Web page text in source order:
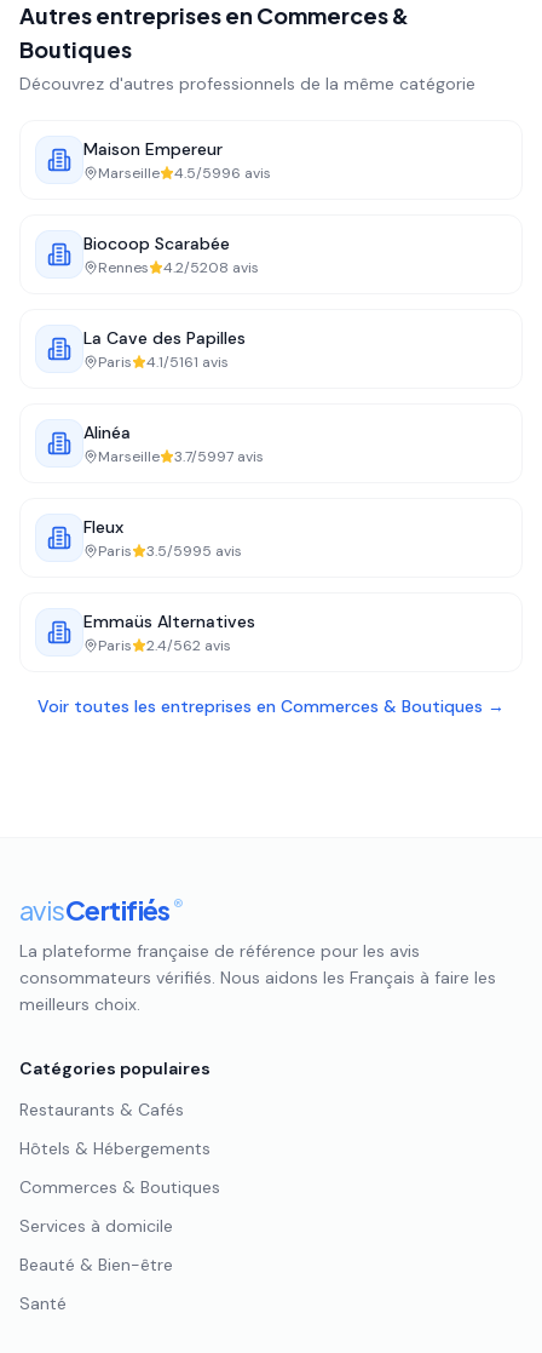
Autres entreprises en Commerces &
Boutiques
Découvrez d'autres professionnels de la même catégorie
Maison Empereur
Marseille 4.5/5996 avis
Biocoop Scarabée
Rennes 4.2/5208 avis
La Cave des Papilles
Paris 4.1/5161 avis
Alinéa
Marseille 3.7/5997 avis
Fleux
Paris 3.5/5995 avis
Emmaüs Alternatives
Paris 2.4/562 avis
Voir toutes les entreprises en Commerces & Boutiques →
avisCertifiés ®
La plateforme française de référence pour les avis
consommateurs vérifiés. Nous aidons les Français à faire les
meilleurs choix.
Catégories populaires
Restaurants & Cafés
Hôtels & Hébergements
Commerces & Boutiques
Services à domicile
Beauté & Bien-être
Santé